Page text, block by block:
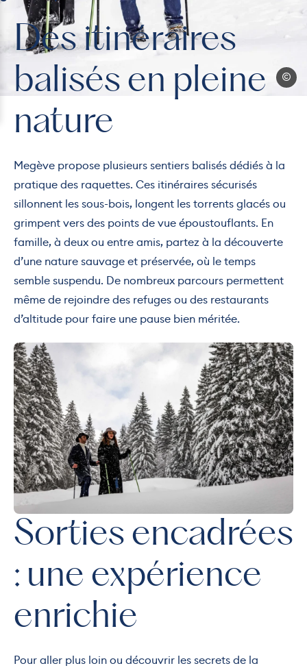
Des itinéraires
balisés en pleine
nature
Megève propose plusieurs sentiers balisés dédiés à la
pratique des raquettes. Ces itinéraires sécurisés
sillonnent les sous-bois, longent les torrents glacés ou
grimpent vers des points de vue époustouflants. En
famille, à deux ou entre amis, partez à la découverte
d’une nature sauvage et préservée, où le temps
semble suspendu. De nombreux parcours permettent
même de rejoindre des refuges ou des restaurants
d’altitude pour faire une pause bien méritée.
Sorties encadrées
: une expérience
enrichie
Pour aller plus loin ou découvrir les secrets de la